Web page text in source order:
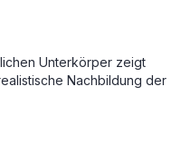
Unterkörper zeigt
Nachbildung der